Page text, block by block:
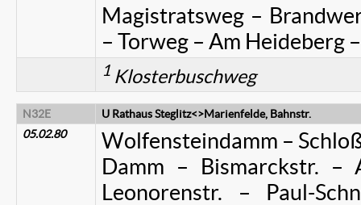
Magistratsweg –
– Torweg – Am Heideberg
1 Klosterbuschweg
N32E
U Rathaus Steglitz<>Marienfelde, Bahnstr.
05.02.80
Wolfensteindamm –
Damm – Bismarckstr. –
Leonorenstr. – Paul-